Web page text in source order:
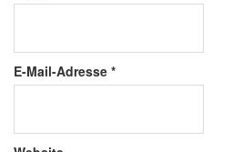
E-Mail-Adresse *